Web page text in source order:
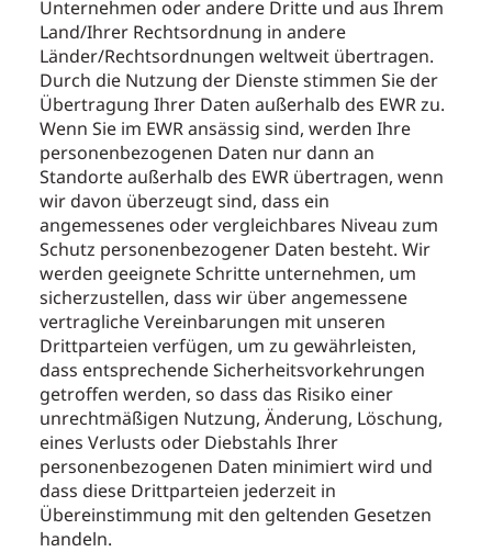
Unternehmen oder andere Dritte und aus Ihrem
Land/Ihrer Rechtsordnung in andere
Länder/Rechtsordnungen weltweit übertragen.
Durch die Nutzung der Dienste stimmen Sie der
Übertragung Ihrer Daten außerhalb des EWR zu.
Wenn Sie im EWR ansässig sind, werden Ihre
personenbezogenen Daten nur dann an
Standorte außerhalb des EWR übertragen, wenn
wir davon überzeugt sind, dass ein
angemessenes oder vergleichbares Niveau zum
Schutz personenbezogener Daten besteht. Wir
werden geeignete Schritte unternehmen, um
sicherzustellen, dass wir über angemessene
vertragliche Vereinbarungen mit unseren
Drittparteien verfügen, um zu gewährleisten,
dass entsprechende Sicherheitsvorkehrungen
getroffen werden, so dass das Risiko einer
unrechtmäßigen Nutzung, Änderung, Löschung,
eines Verlusts oder Diebstahls Ihrer
personenbezogenen Daten minimiert wird und
dass diese Drittparteien jederzeit in
Übereinstimmung mit den geltenden Gesetzen
handeln.